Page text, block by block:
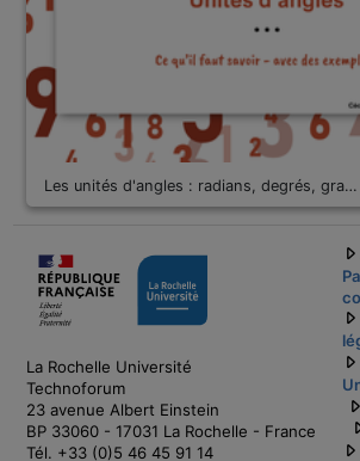
Les unités d'angles : radians, degrés, gra…
La Rochelle Université
Technoforum
23 avenue Albert Einstein
BP 33060 - 17031 La Rochelle - France
Tél. +33 (0)5 46 45 91 14